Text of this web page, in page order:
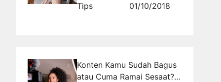
Tips 01/10/2018
Konten Kamu Sudah Bagus
atau Cuma Ramai Sesaat?